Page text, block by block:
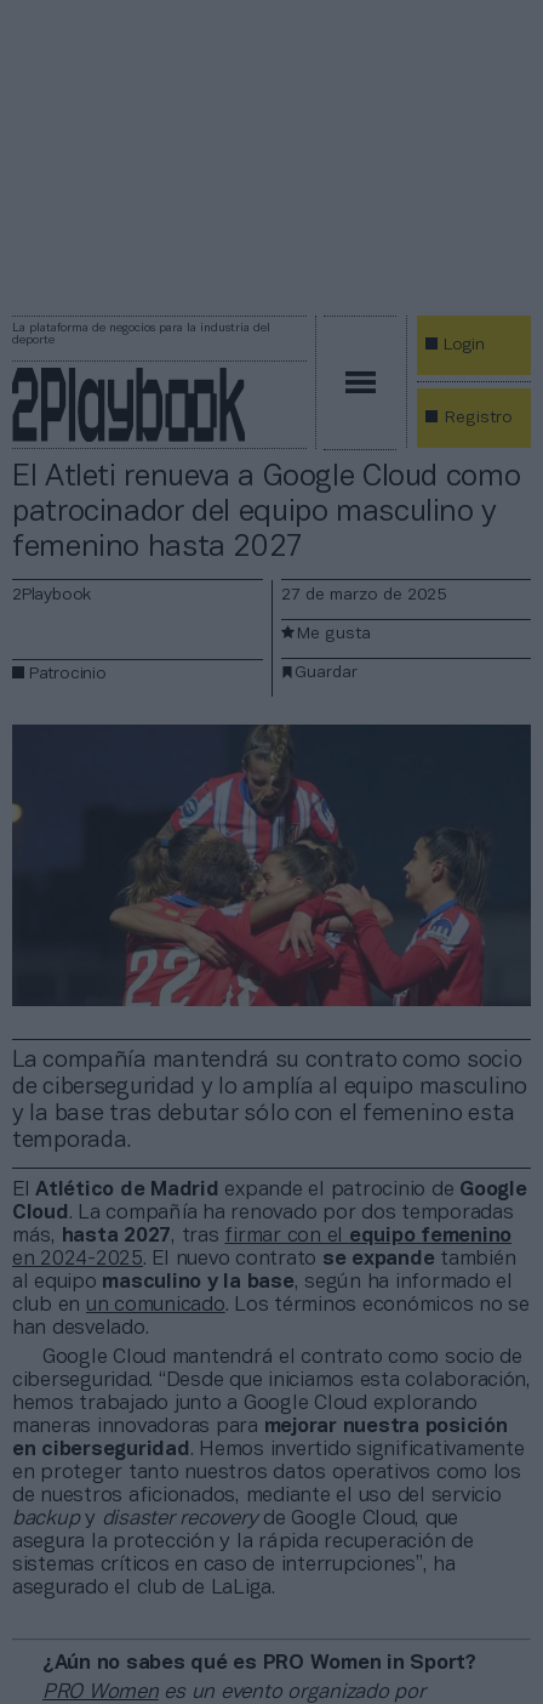
La plataforma de negocios para la industria del
deporte
Login
Registro
El Atleti renueva a Google Cloud como
patrocinador del equipo masculino y
femenino hasta 2027
La compañía mantendrá su contrato como socio
de ciberseguridad y lo amplía al equipo masculino
y la base tras debutar sólo con el femenino esta
temporada.
2Playbook
Patrocinio
27 de marzo de 2025
Guardar
Me gusta
ElAtlético de Madrid expande el patrocinio de Google
Cloud . La compañía ha renovado por dos temporadas
más,
hasta 2027, tras firmar con el equipo femenino
en 2024-2025. El nuevo contrato se expande también
al equipo masculino y la base, según ha informado el
club en un comunicado. Los términos económicos no se
han desvelado.
Google Cloud mantendrá el contrato como socio de
ciberseguridad. “Desde que iniciamos esta colaboración,
hemos trabajado junto a Google Cloud explorando
maneras innovadoras para mejorar nuestra posición
en ciberseguridad . Hemos invertido significativamente
en proteger tanto nuestros datos operativos como los
de nuestros aficionados, mediante el uso del servicio
backupy disaster recoveryde Google Cloud, que
asegura la protección y la rápida recuperación de
sistemas críticos en caso de interrupciones”, ha
asegurado el club de LaLiga.
¿Aún no sabes qué es PRO Women in Sport?
PRO Womenes un evento organizado por